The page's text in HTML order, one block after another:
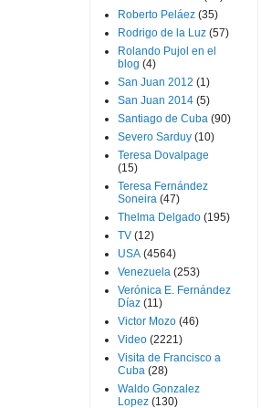
Roberto Peláez (35)
Rodrigo de la Luz (57)
Rolando Pujol en el
blog (4)
San Juan 2012 (1)
San Juan 2014 (5)
Santiago de Cuba (90)
Severo Sarduy (10)
Teresa Dovalpage
(15)
Teresa Fernández
Soneira (47)
Thelma Delgado (195)
TV (12)
USA (4564)
Venezuela (253)
Verónica E. Fernández
Díaz (11)
Victor Mozo (46)
Video (2221)
Visita de Francisco a
Cuba (28)
Waldo Gonzalez
Lopez (130)